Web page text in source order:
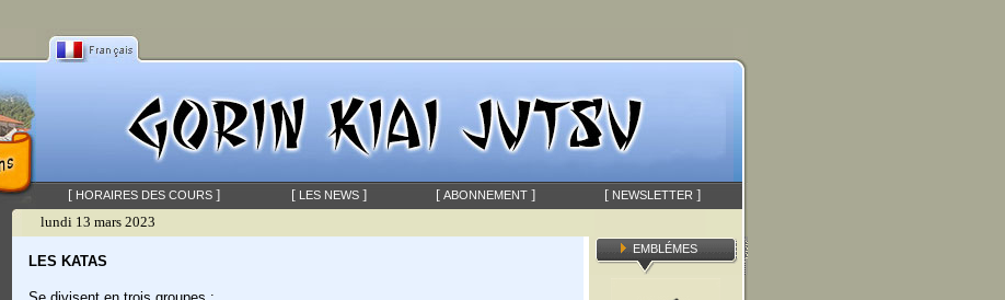
[ HORAIRES DES COURS ] [ LES NEWS ] [ ABONNEMENT ] [ NEWSLETTER ]
lundi 13 mars 2023
EMBLÉMES